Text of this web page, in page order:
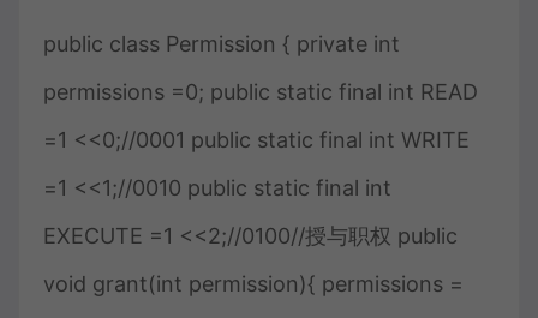
public class Permission { private int
permissions =0; public static final int READ
=1 <<0;//0001 public static final int WRITE
=1 <<1;//0010 public static final int
EXECUTE =1 <<2;//0100//授与职权 public
void grant(int permission){ permissions =